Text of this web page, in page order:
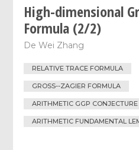
High-dimensional
Formula (2/2)
DeWei Zhang
RELATIVE TRACE FORMULA
GROSS--ZAGIER FORMULA
ARITHMETIC GGP CONJECTURE
ARITHMETIC FUNDAMENTAL